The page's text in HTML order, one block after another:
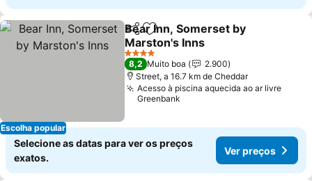
Escolha popular
PartilharAdicionar aos favoritos
Bear Inn, Somerset by
Marston's Inns
4 Estrelas
8,2 Muito boa
2.900
Street, a 16.7 km de Cheddar
Acesso à piscina aquecida ao ar livre
Greenbank
Selecione as datas para ver os preços
exatos.
Ver preços